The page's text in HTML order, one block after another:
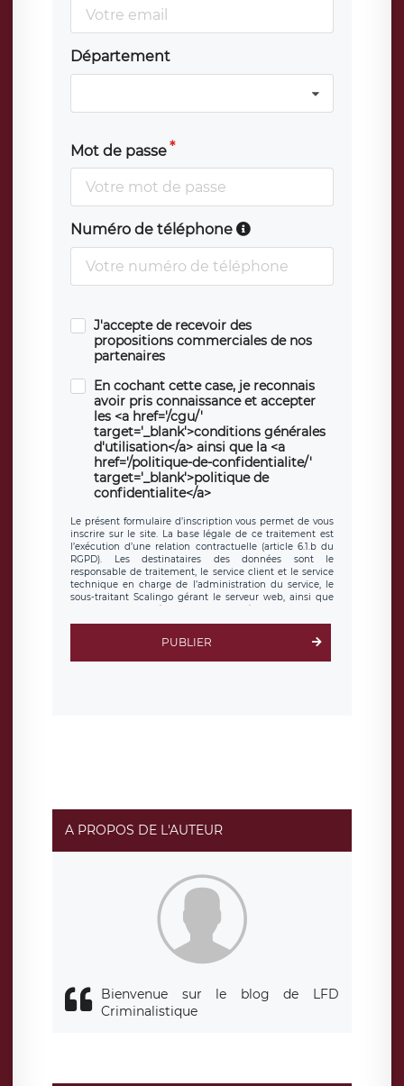
Département
Mot de passe
Numéro de téléphone
J'accepte de recevoir des
propositions commerciales de nos
partenaires
En cochant cette case, je reconnais
avoir pris connaissance et accepter
les <a href='/cgu/'
target='_blank'>conditions générales
d'utilisation</a> ainsi que la <a
href='/politique-de-confidentialite/'
target='_blank'>politique de
confidentialite</a>
Le présent formulaire d’inscription vous permet de vous
inscrire sur le site. La base légale de ce traitement est
l’exécution d’une relation contractuelle (article 6.1.b du
RGPD). Les destinataires des données sont le
responsable de traitement, le service client et le service
technique en charge de l’administration du service, le
sous-traitant Scalingo gérant le serveur web, ainsi que
toute personne légalement autorisée. Le formulaire
d’inscription est hébergé sur un serveur hébergé par
clauses de
protection conformes au RGPD
. Les données collectées
sont conservées jusqu’à ce que l’Internaute en sollicite la
rue Léopold Sédar Senghor, joignable à l’adresse mail :
responsabledetraitement@legavox.fr. Vous avez
également le droit d’introduire une réclamation auprès
d’une autorité de contrôle.
PUBLIER
A PROPOS DE L'AUTEUR
Bienvenue sur le blog de LFD
Criminalistique